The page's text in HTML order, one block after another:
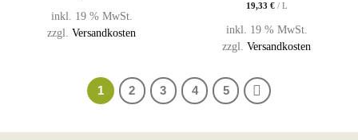
inkl. 19 % MwSt.
zzgl. Versandkosten
19,33 €/ L
inkl. 19 % MwSt.
zzgl. Versandkosten
1 2 3 4 5